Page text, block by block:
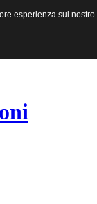
esperienza sul